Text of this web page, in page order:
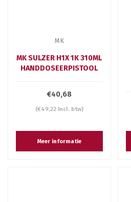
MK
MK SULZER H1X 1K 310ML
HANDDOSEERPISTOOL
€40,68
(€49,22 Incl. btw)
Meer informatie